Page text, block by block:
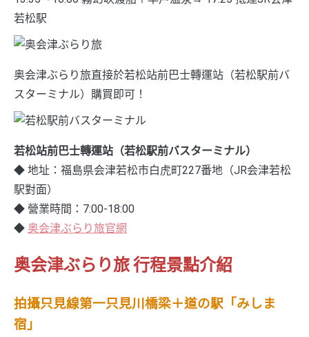
若松駅
奥会津ぶらり旅直接於若松站前巴士轉運站（若松駅前バ
スターミナル）購買即可！
若松站前巴士轉運站（若松駅前バスターミナル）
◆ 地址：福島県会津若松市白虎町227番地（JR会津若松
駅對面）
◆ 營業時間：7:00-18:00
◆ 奥会津ぶらり旅官網
奥会津ぶらり旅 行程景點介紹
拍攝只見線第一只見川橋梁＋道の駅「みしま
宿」